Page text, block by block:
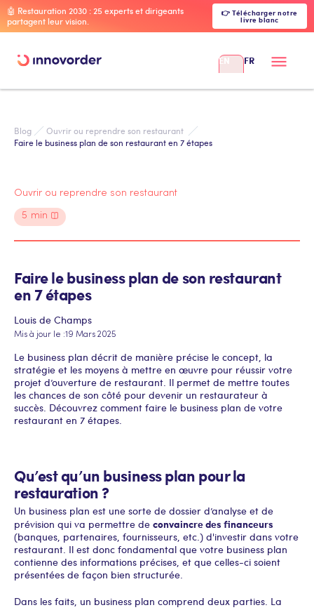
🤖 Restauration 2030 : 25 experts et dirigeants
partagent leur vision.
👉 Télécharger notre
livre blanc
EN FR
Blog
Ouvrir ou reprendre son restaurant
Faire le business plan de son restaurant en 7 étapes
Ouvrir ou reprendre son restaurant
5 min
Faire le business plan de son restaurant
en 7 étapes
Louis de Champs
Mis à jour le :19 Mars 2025
Le business plan décrit de manière précise le concept, la
stratégie et les moyens à mettre en œuvre pour réussir votre
projet d’ouverture de restaurant. Il permet de mettre toutes
les chances de son côté pour devenir un restaurateur à
succès. Découvrez comment faire le business plan de votre
restaurant en 7 étapes.
Qu’est qu’un business plan pour la
restauration ?
Un business plan est une sorte de dossier d’analyse et de
prévision qui va permettre de convaincre des financeurs
(banques, partenaires, fournisseurs, etc.) d'investir dans votre
restaurant. Il est donc fondamental que votre business plan
contienne des informations précises, et que celles-ci soient
présentées de façon bien structurée.
Dans les faits, un business plan comprend deux parties. La